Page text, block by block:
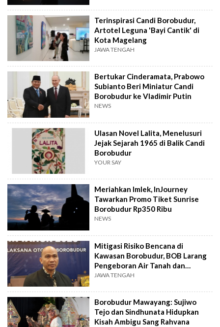
Terinspirasi Candi Borobudur,
Artotel Leguna 'Bayi Cantik' di
Kota Magelang
JAWA TENGAH
Bertukar Cinderamata, Prabowo
Subianto Beri Miniatur Candi
Borobudur ke Vladimir Putin
NEWS
Ulasan Novel Lalita, Menelusuri
Jejak Sejarah 1965 di Balik Candi
Borobudur
YOUR SAY
Meriahkan Imlek, InJourney
Tawarkan Promo Tiket Sunrise
Borobudur Rp350 Ribu
NEWS
Mitigasi Risiko Bencana di
Kawasan Borobudur, BOB Larang
Pengeboran Air Tanah dan
Penebangan Masif
JAWA TENGAH
Borobudur Mawayang: Sujiwo
Tejo dan Sindhunata Hidupkan
Kisah Ambigu Sang Rahvana